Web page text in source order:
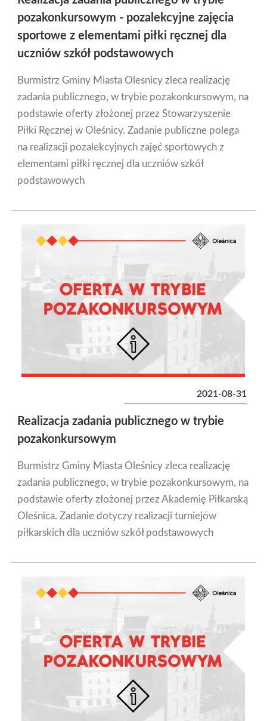
pozakonkursowym - pozalekcyjne zajęcia
sportowe z elementami piłki ręcznej dla
uczniów szkół podstawowych
Burmistrz Gminy Miasta Olesnicy zleca realizację
zadania publicznego, w trybie pozakonkursowym, na
podstawie oferty złożonej przez Stowarzyszenie
Piłki Ręcznej w Oleśnicy. Zadanie publiczne polega
na realizacji pozalekcyjnych zajęć sportowych z
elementami piłki ręcznej dla uczniów szkół
podstawowych
2021-08-31
Realizacja zadania publicznego w trybie
pozakonkursowym
Burmistrz Gminy Miasta Oleśnicy zleca realizację
zadania publicznego, w trybie pozakonkursowym, na
podstawie oferty złożonej przez Akademię Piłkarską
Oleśnica. Zadanie dotyczy realizacji turniejów
piłkarskich dla uczniów szkół podstawowych